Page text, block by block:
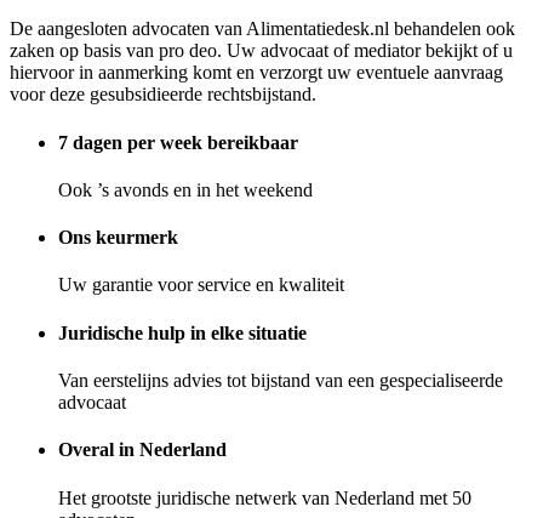
De aangesloten advocaten van Alimentatiedesk.nl behandelen ook
zaken op basis van pro deo. Uw advocaat of mediator bekijkt of u
hiervoor in aanmerking komt en verzorgt uw eventuele aanvraag
voor deze gesubsidieerde rechtsbijstand.
7 dagen per week bereikbaar
Ook ’s avonds en in het weekend
Ons keurmerk
Uw garantie voor service en kwaliteit
Juridische hulp in elke situatie
Van eerstelijns advies tot bijstand van een gespecialiseerde
advocaat
Overal in Nederland
Het grootste juridische netwerk van Nederland met 50